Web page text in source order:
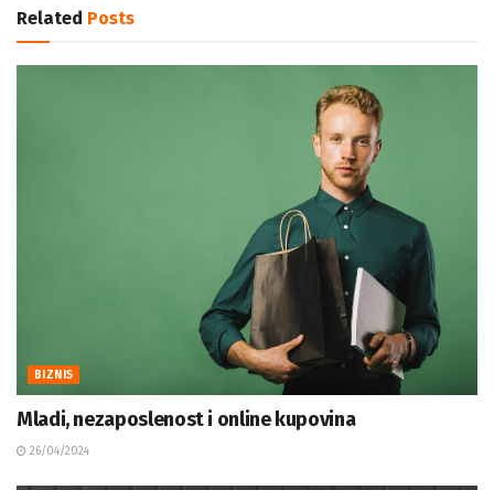
Related Posts
BIZNIS
Mladi, nezaposlenost i online kupovina
26/04/2024